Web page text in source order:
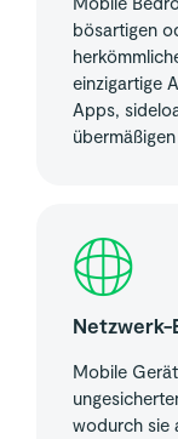
bösartigen
einzigartige
Apps,
Netzwerk-
Mobile
wodurch sie